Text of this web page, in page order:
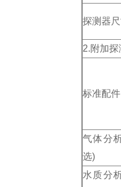
探测器
2.附加探
标准配件
气体分
选)
水质分